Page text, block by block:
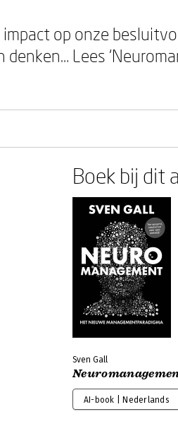
op onze
Lees
Boek bij dit
Sven Gall
AI-book | Nederlands